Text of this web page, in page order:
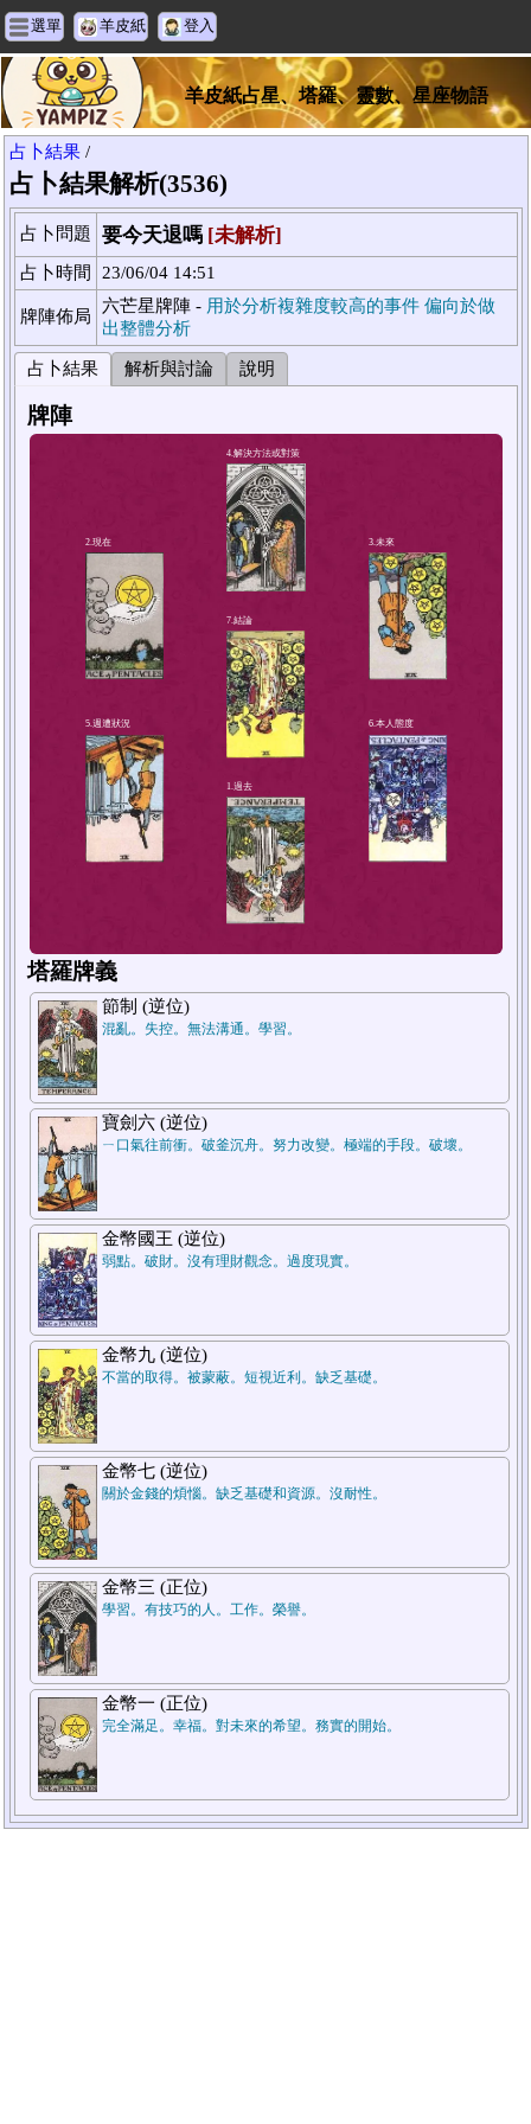
選單 羊皮紙 登入
羊皮紙占星、塔羅、靈數、星座物語
占卜結果 /
占卜結果解析(3536)
占卜問題 要今天退嗎 [未解析]
占卜時間 23/06/04 14:51
牌陣佈局
六芒星牌陣 - 用於分析複雜度較高的事件 偏向於做
出整體分析
占卜結果 解析與討論 說明
牌陣
2.現在
4.解決方法或對策
5.週遭狀況
塔羅牌義
節制 (逆位)
混亂。失控。無法溝通。學習。
寶劍六 (逆位)
ㄧ口氣往前衝。破釜沉舟。努力改變。極端的手段。破壞。
金幣國王 (逆位)
弱點。破財。沒有理財觀念。過度現實。
金幣九 (逆位)
不當的取得。被蒙蔽。短視近利。缺乏基礎。
金幣七 (逆位)
關於金錢的煩惱。缺乏基礎和資源。沒耐性。
金幣三 (正位)
學習。有技巧的人。工作。榮譽。
金幣一 (正位)
完全滿足。幸福。對未來的希望。務實的開始。